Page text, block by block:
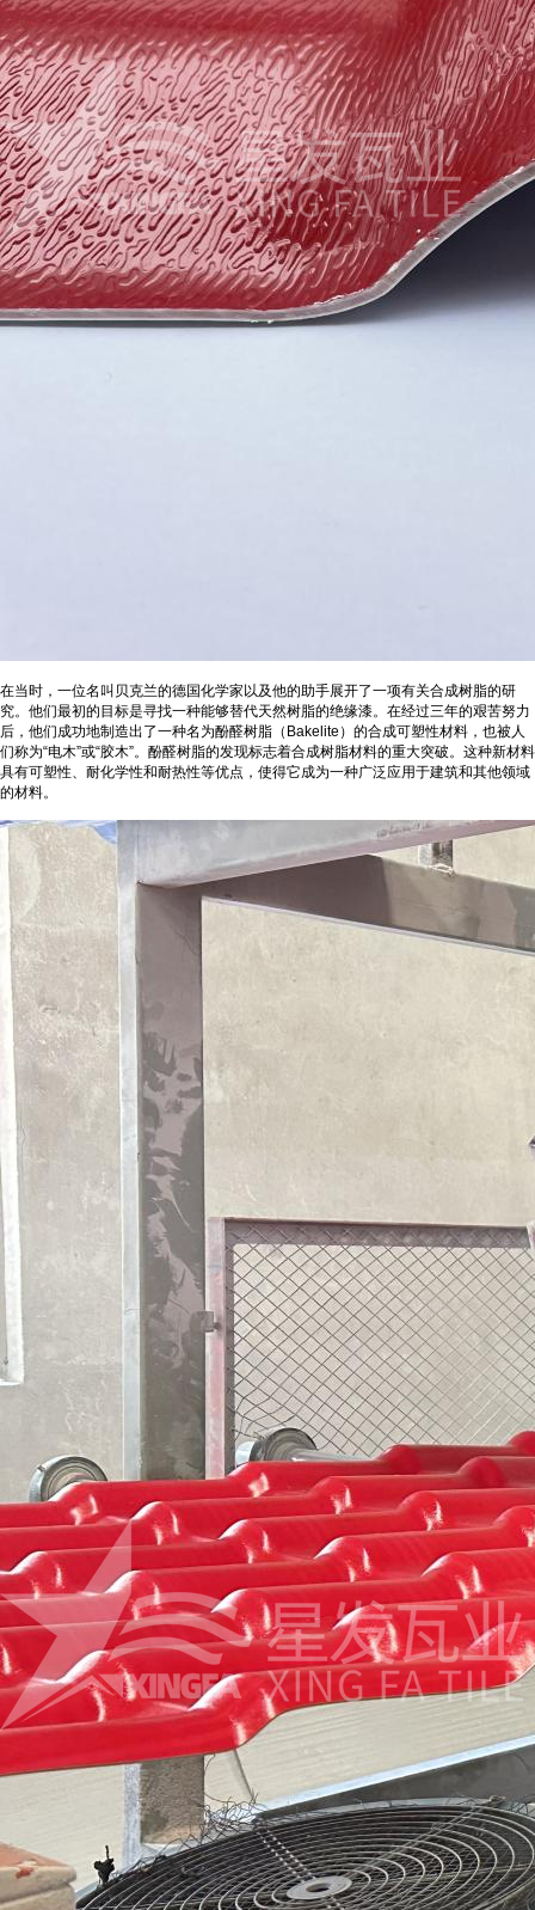
在当时，一位名叫贝克兰的德国化学家以及他的助手展开了一项有关合成树脂的研
究。他们最初的目标是寻找一种能够替代天然树脂的绝缘漆。在经过三年的艰苦努力
后，他们成功地制造出了一种名为酚醛树脂（Bakelite）的合成可塑性材料，也被人
们称为“电木”或“胶木”。酚醛树脂的发现标志着合成树脂材料的重大突破。这种新材料
具有可塑性、耐化学性和耐热性等优点，使得它成为一种广泛应用于建筑和其他领域
的材料。